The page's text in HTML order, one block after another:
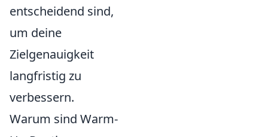
entscheidend sind,
um deine
Zielgenauigkeit
langfristig zu
verbessern.
Warum sind Warm-